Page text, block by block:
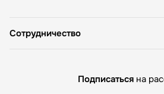
Сотрудничество
Подписаться на